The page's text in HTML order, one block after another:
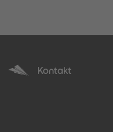
Kontakt